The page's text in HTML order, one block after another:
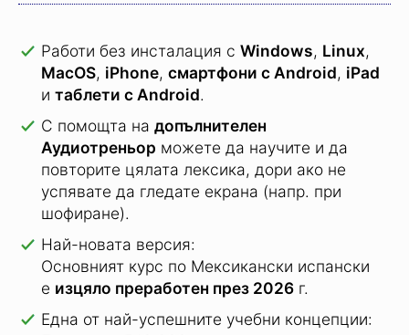
Онлайн езиков курс:
Работи без инсталация сWindows
MacOS,iPhone ,смартфони с Android,iPad
итаблети с Android.
С помощта на
допълнителен
Аудиотреньор
повторите цялата лексика, дори ако не
успявате да гледате екрана (напр. при
шофиране).
Най-новата версия: